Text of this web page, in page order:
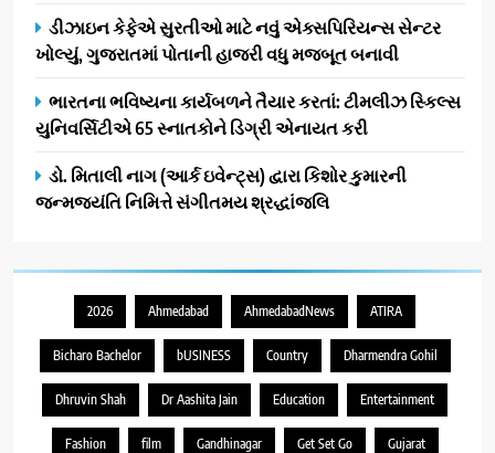
ડીઝાઇન કેફેએ સુરતીઓ માટે નવું એક્સપિરિયન્સ સેન્ટર
ખોલ્યું, ગુજરાતમાં પોતાની હાજરી વધુ મજબૂત બનાવી
ભારતના ભવિષ્યના કાર્યબળને તૈયાર કરતાં: ટીમલીઝ સ્કિલ્સ
યુનિવર્સિટીએ 65 સ્નાતકોને ડિગ્રી એનાયત કરી
ડો. મિતાલી નાગ (આર્ક ઇવેન્ટ્સ) દ્વારા કિશોર કુમારની
જન્મજયંતિ નિમિત્તે સંગીતમય શ્રદ્ધાંજલિ
2026 Ahmedabad AhmedabadNews ATIRA
Bicharo Bachelor bUSINESS Country Dharmendra Gohil
Dhruvin Shah Dr Aashita Jain Education Entertainment
Fashion film Gandhinagar Get Set Go Gujarat